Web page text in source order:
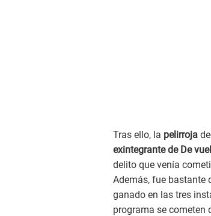
Tras ello, la pelirroja
exintegrante de De
delito que venía
Además, fue bastante
ganado en las tres
programa se cometen